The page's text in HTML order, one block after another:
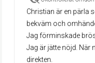
Christian är en pärla
bekväm och
Jag förminskade
Jag är jätte nöjd. När
direkten.